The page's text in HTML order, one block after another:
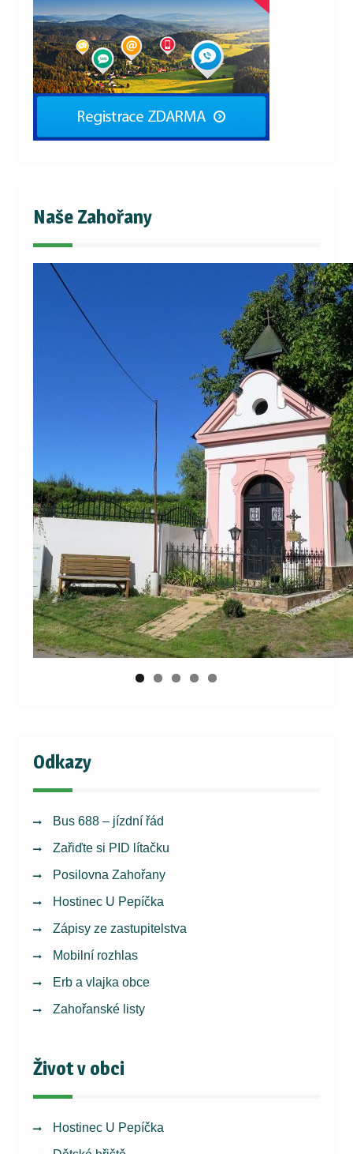
Naše Zahořany
Odkazy
Bus 688 – jízdní řád
Zařiďte si PID lítačku
Posilovna Zahořany
Hostinec U Pepíčka
Zápisy ze zastupitelstva
Mobilní rozhlas
Erb a vlajka obce
Zahořanské listy
Život v obci
Hostinec U Pepíčka